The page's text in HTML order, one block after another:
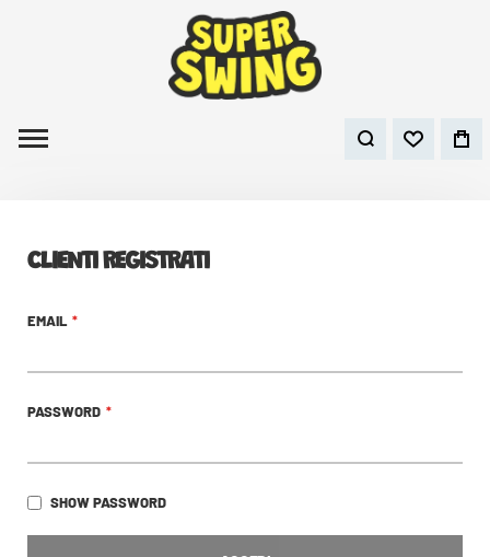
CLIENTI REGISTRATI
EMAIL
PASSWORD
SHOW PASSWORD